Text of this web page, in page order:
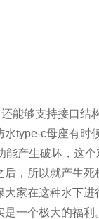
能够支持接口结
type-c母座有时
能产生破坏，这
，所以就产生死
家在这种水下进
一个极大的福利